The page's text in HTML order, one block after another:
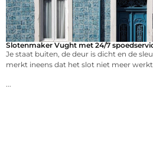
Slotenmaker Vught met 24/7
Je staat buiten, de deur is dicht en de
merkt ineens dat het slot niet meer